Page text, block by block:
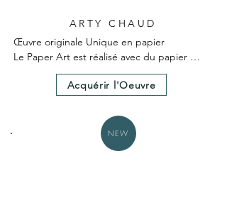
ARTY CHAUD
Œuvre originale Unique en papier
Le Paper Art est réalisé avec du papier
teinté dans la masse
Le Paper Art a nécessité 25 heures environ
Un certificat d'authenticité est fourni avec
Acquérir l'Oeuvre
NEW